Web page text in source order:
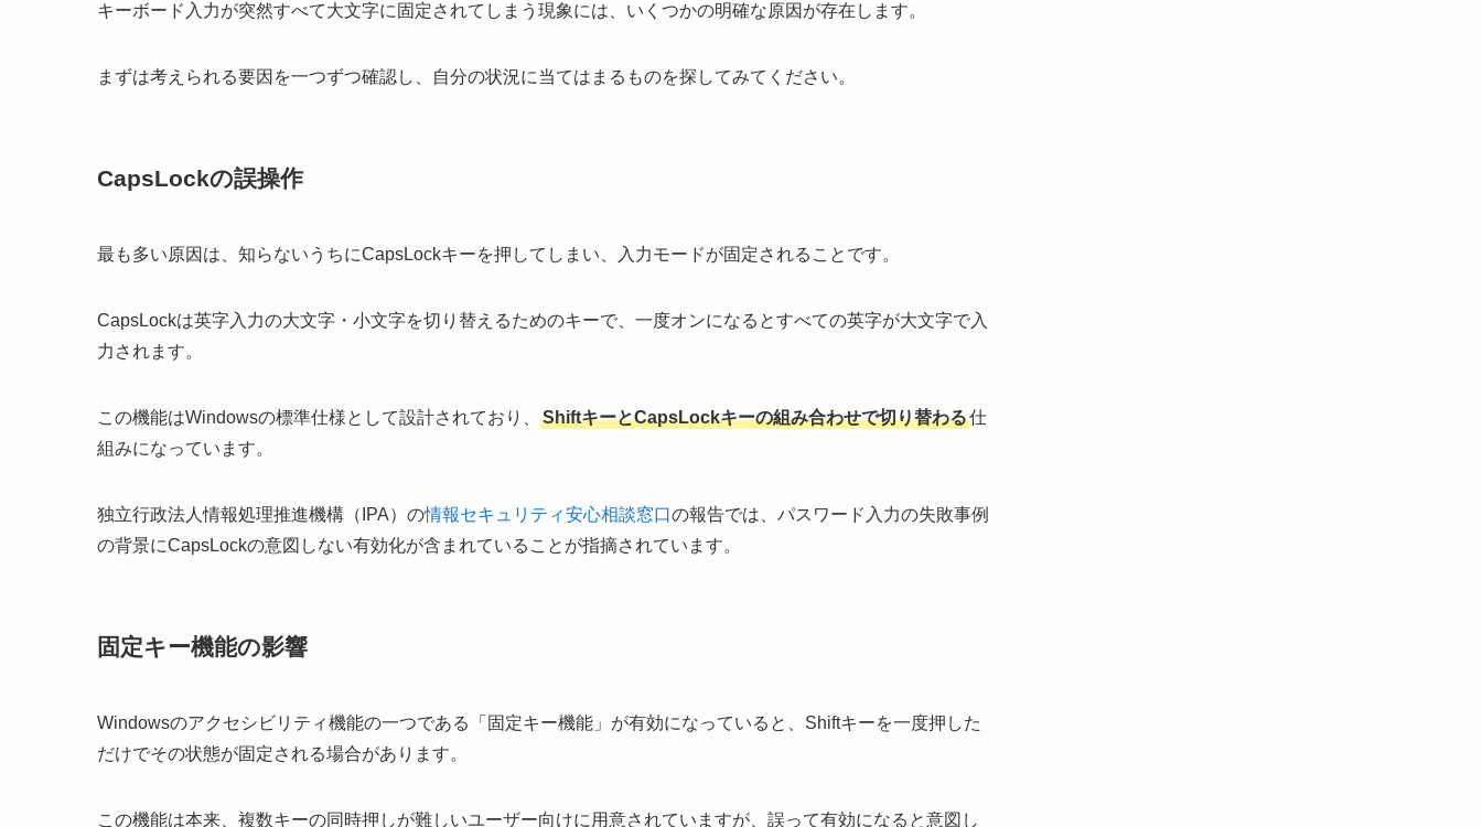
キーボード入力が突然すべて大文字に固定されてしまう現象には、いくつかの明確な原因が存在します。
まずは考えられる要因を一つずつ確認し、自分の状況に当てはまるものを探してみてください。
CapsLockの誤操作
最も多い原因は、知らないうちにCapsLockキーを押してしまい、入力モードが固定されることです。
CapsLockは英字入力の大文字・小文字を切り替えるためのキーで、一度オンになるとすべての英字が大文字で入
力されます。
この機能はWindowsの標準仕様として設計されており、 ShiftキーとCapsLockキーの組み合わせで切り替わる仕
組みになっています。
独立行政法人情報処理推進機構（IPA）の情報セキュリティ安心相談窓口の報告では、パスワード入力の失敗事例
の背景にCapsLockの意図しない有効化が含まれていることが指摘されています。
固定キー機能の影響
Windowsのアクセシビリティ機能の一つである「固定キー機能」が有効になっていると、Shiftキーを一度押した
だけでその状態が固定される場合があります。
この機能は本来、複数キーの同時押しが難しいユーザー向けに用意されていますが、誤って有効になると意図し